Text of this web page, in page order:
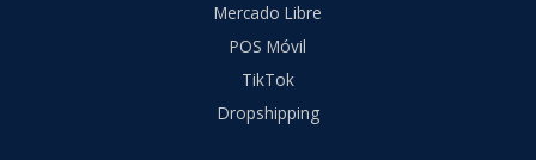
Mercado Libre
POS Móvil
TikTok
Dropshipping